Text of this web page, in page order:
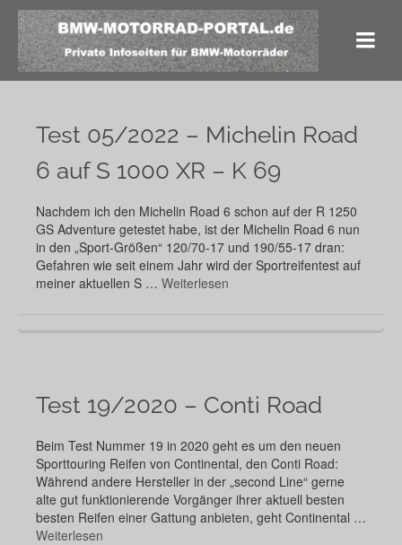
Test 05/2022 – Michelin Road
6 auf S 1000 XR – K 69
Nachdem ich den Michelin Road 6 schon auf der R 1250
GS Adventure getestet habe, ist der Michelin Road 6 nun
in den „Sport-Größen“ 120/70-17 und 190/55-17 dran:
Gefahren wie seit einem Jahr wird der Sportreifentest auf
meiner aktuellen S … Weiterlesen
Test 19/2020 – Conti Road
Beim Test Nummer 19 in 2020 geht es um den neuen
Sporttouring Reifen von Continental, den Conti Road:
Während andere Hersteller in der „second Line“ gerne
alte gut funktionierende Vorgänger ihrer aktuell besten
besten Reifen einer Gattung anbieten, geht Continental …
Weiterlesen